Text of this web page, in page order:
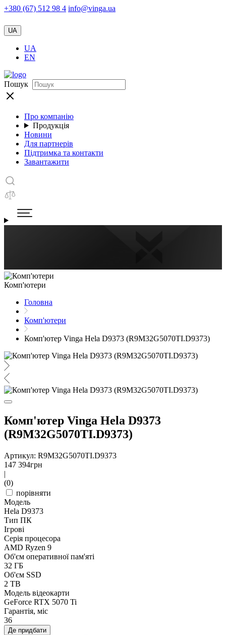
+380 (67) 512 98 4 info@vinga.ua
UA
UA
EN
Пошук
Про компанію
Продукція
Новини
Для партнерів
Підтримка та контакти
Завантажити
Комп'ютери
Головна
Комп'ютери
Комп'ютер Vinga Hela D9373 (R9M32G5070TI.D9373)
Комп'ютер Vinga Hela D9373
(R9M32G5070TI.D9373)
Артикул: R9M32G5070TI.D9373
147 394грн
|
(0)
порівняти
Модель
Hela D9373
Тип ПК
Ігрові
Серія процесора
AMD Ryzen 9
Об'єм оперативної пам'яті
32 ГБ
Об'єм SSD
2 TB
Модель відеокарти
GeForce RTX 5070 Ti
Гарантія, міс
36
Де придбати